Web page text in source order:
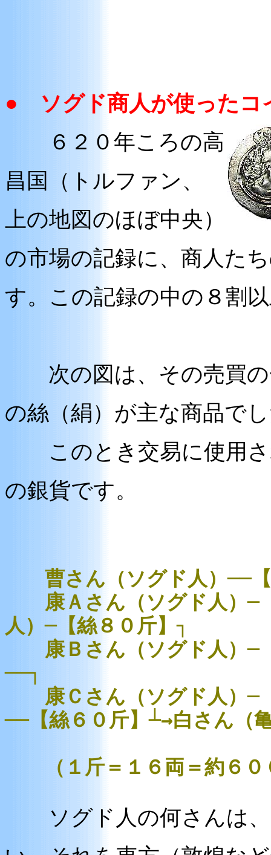
● ソグド商人が使ったコ
６２０年ころの高
昌国（トルファン、
上の地図のほぼ中央）
の市場の記録に、商人た
す。この記録の中の８割
次の図は、その売買の
の絲（絹）が主な商品で
このとき交易に使用さ
の銀貨です。
曹さん（ソグド人）──【
康Ａさん（ソグド人）─
人）─【絲８０斤】┐
康Ｂさん（ソグド人）─
──┐
康Ｃさん（ソグド人）─
──【絲６０斤】┴→白さん（
（１斤＝１６両＝約６０
ソグド人の何さんは、